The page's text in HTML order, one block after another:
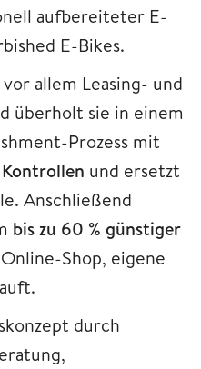
aufbereiteter E-
E-Bikes.
allem Leasing- und
überholt sie in einem
Prozess mit
und ersetzt
Anschließend
bis zu 60 % günstiger
Shop, eigene
durch